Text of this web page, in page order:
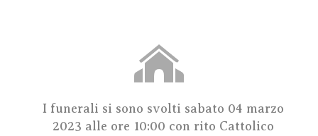
I funerali si sono svolti sabato 04 marzo
2023 alle ore 10:00 con rito Cattolico